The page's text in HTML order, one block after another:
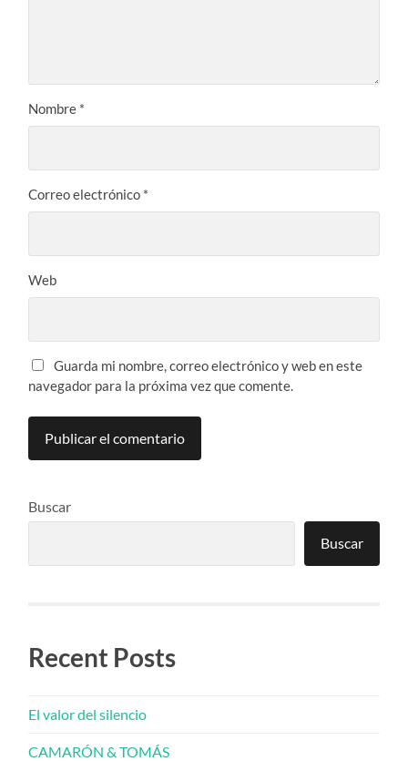
Nombre *
Correo electrónico *
Web
Guarda mi nombre, correo electrónico y web en este
navegador para la próxima vez que comente.
Buscar
Buscar
Recent Posts
El valor del silencio
CAMARÓN & TOMÁS